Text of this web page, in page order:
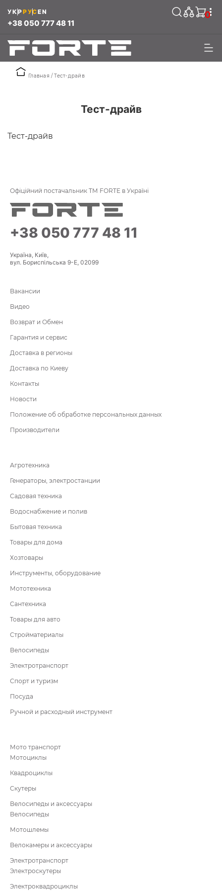
+38 050 777 48 11
УКРРУСEN 0
Главная Тест-драйв
Тест-драйв
Тест-драйв
Офіційний постачальник ТМ FORTE в Україні
+38 050 777 48 11
Україна, Київ,
вул. Бориспільська 9-Е, 02099
Вакансии
Видео
Возврат и Обмен
Гарантия и сервис
Доставка в регионы
Доставка по Киеву
Контакты
Новости
Положение об обработке персональных данных
Производители
Агротехника
Генераторы, электростанции
Садовая техника
Водоснабжение и полив
Бытовая техника
Товары для дома
Хозтовары
Инструменты, оборудование
Мототехника
Сантехника
Товары для авто
Стройматериалы
Велосипеды
Электротранспорт
Спорт и туризм
Посуда
Ручной и расходный инструмент
Мото транспорт
Мотоциклы
Квадроциклы
Скутеры
Велосипеды и аксессуары
Велосипеды
Мотошлемы
Велокамеры и аксессуары
Электротранспорт
Электроскутеры
Электроквадроциклы